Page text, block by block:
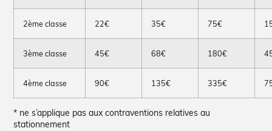
2ème classe 22€ 35€ 75€
3ème classe 45€ 68€ 180€
4ème classe 90€ 135€ 335€
* ne s’applique pas aux contraventions relatives au
stationnement